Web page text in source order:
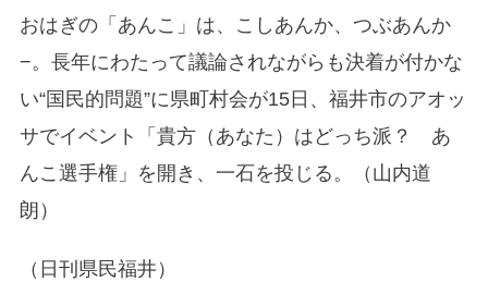
おはぎの「あんこ」は、こしあんか、つぶあんか
−。長年にわたって議論されながらも決着が付かな
い“国民的問題”に県町村会が15日、福井市のアオッ
サでイベント「貴方（あなた）はどっち派？ あ
んこ選手権」を開き、一石を投じる。（山内道
朗）
（日刊県民福井）